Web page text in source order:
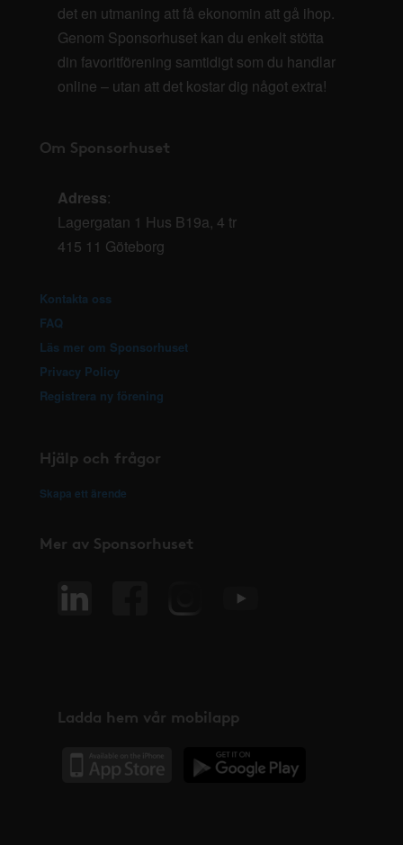
det en utmaning att få ekonomin att gå ihop.
Genom Sponsorhuset kan du enkelt stötta
din favoritförening samtidigt som du handlar
online – utan att det kostar dig något extra!
Om Sponsorhuset
Adress:
Lagergatan 1 Hus B19a, 4 tr
415 11 Göteborg
Kontakta oss
FAQ
Läs mer om Sponsorhuset
Privacy Policy
Registrera ny förening
Hjälp och frågor
Skapa ett ärende
Mer av Sponsorhuset
Ladda hem vår mobilapp